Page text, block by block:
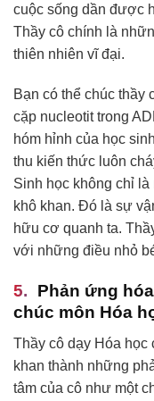
cuộc sống dần được
Thầy cô chính là
thiên nhiên vĩ đại.
Bạn có thể chúc thầy
cặp nucleotit trong
hóm hỉnh của học
thu kiến thức luôn
Sinh học không chỉ
khô khan. Đó là sự
hữu cơ quanh ta.
với những điều nhỏ
Phản ứng
chúc môn Hóa
Thầy cô dạy Hóa học
khan thành những
tâm của cô như một